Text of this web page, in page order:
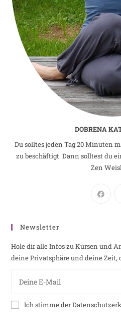
DOBRENA
Du solltes jeden Tag 20 Minuten
zu beschäftigt. Dann solltest du
Zen
Newsletter
Hole dir alle Infos zu Kursen und
deine Privatsphäre und deine Zeit,
Ich stimme der